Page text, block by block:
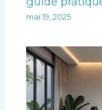
mai 19, 2025